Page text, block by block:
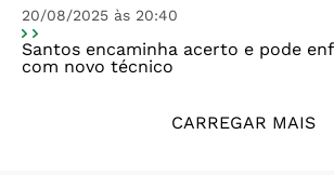
20/08/2025 às 20:40
Santos encaminha acerto e pode
com novo técnico
CARREGAR MAIS